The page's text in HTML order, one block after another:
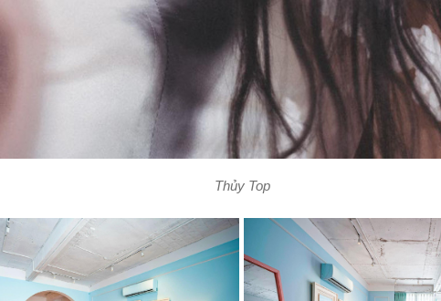
Thủy Top